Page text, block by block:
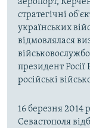
аеропорт,
стратегічні
українських
відмовлялася
президент
російські
16 березня 2014
Севастополя